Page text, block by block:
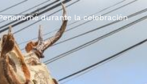
durante la celebración